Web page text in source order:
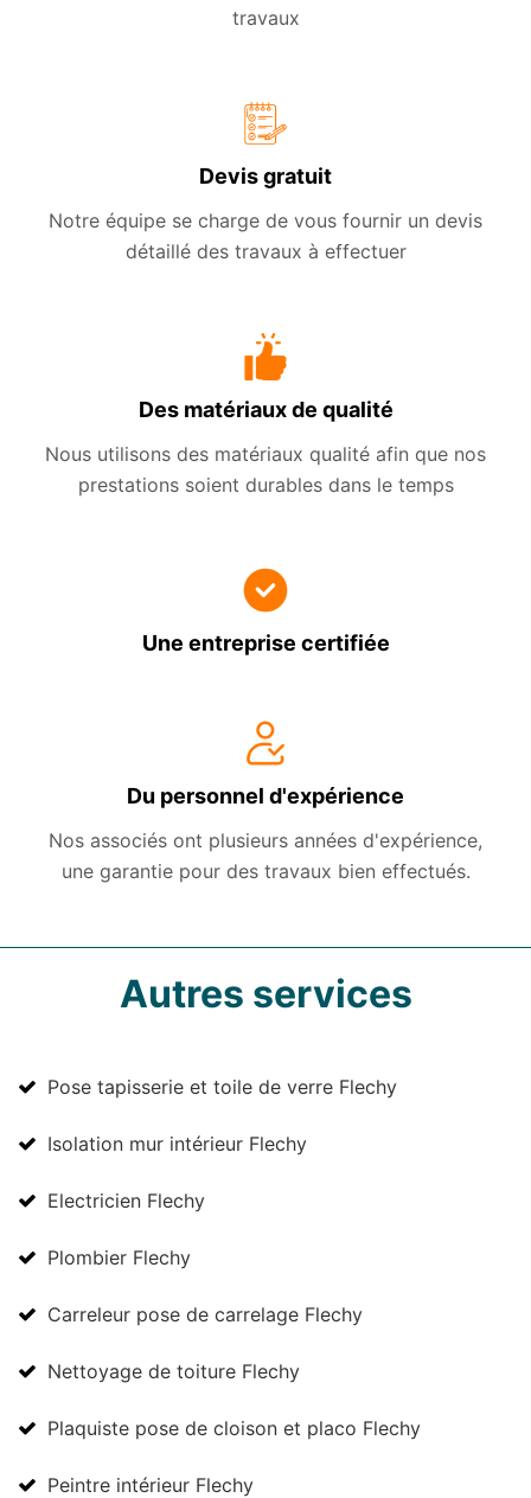
travaux
Devis gratuit
Notre équipe se charge de vous fournir un devis
détaillé des travaux à effectuer
Des matériaux de qualité
Nous utilisons des matériaux qualité afin que nos
prestations soient durables dans le temps
Une entreprise certifiée
Du personnel d'expérience
Nos associés ont plusieurs années d'expérience,
une garantie pour des travaux bien effectués.
Autres services
Pose tapisserie et toile de verre Flechy
Isolation mur intérieur Flechy
Electricien Flechy
Plombier Flechy
Carreleur pose de carrelage Flechy
Nettoyage de toiture Flechy
Plaquiste pose de cloison et placo Flechy
Peintre intérieur Flechy